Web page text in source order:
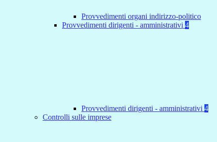
Provvedimenti organi indirizzo-politico
Provvedimenti dirigenti - amministrativi 4
Provvedimenti dirigenti - amministrativi 4
Controlli sulle imprese